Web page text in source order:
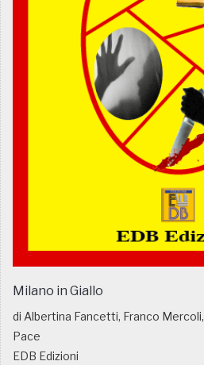
Milano in Giallo
di Albertina Fancetti, Franco
Pace
EDB Edizioni